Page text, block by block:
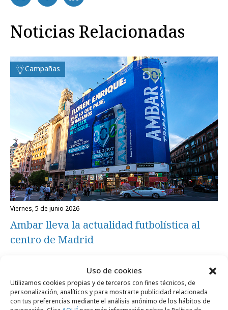
Uso de cookies
Utilizamos cookies propias y de terceros con fines técnicos, de
personalización, analíticos y para mostrarte publicidad relacionada
con tus preferencias mediante el análisis anónimo de los hábitos de
Noticias Relacionadas
Campañas
viernes, 5 de junio 2026
Ambar lleva la actualidad futbolística al
centro de Madrid